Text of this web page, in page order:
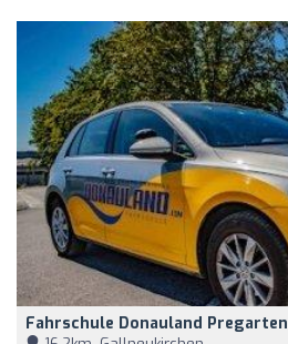
Fahrschule Donauland Pregarten